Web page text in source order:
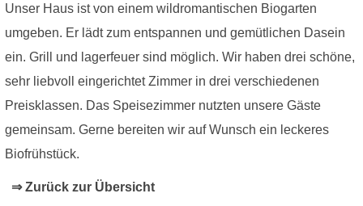
Unser Haus ist von einem wildromantischen Biogarten
umgeben. Er lädt zum entspannen und gemütlichen Dasein
ein. Grill und lagerfeuer sind möglich. Wir haben drei schöne,
sehr liebvoll eingerichtet Zimmer in drei verschiedenen
Preisklassen. Das Speisezimmer nutzten unsere Gäste
gemeinsam. Gerne bereiten wir auf Wunsch ein leckeres
Biofrühstück.
⇒ Zurück zur Übersicht